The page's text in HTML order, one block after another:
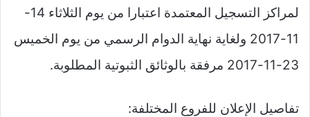
لمراكز التسجيل المعتمدة اعتبارا من يوم الثلاثاء 14-
11-2017 ولغاية نهاية الدوام الرسمي من يوم الخميس
23-11-2017 مرفقة بالوثائق الثبوتية المطلوبة.
تفاصيل الإعلان للفروع المختلفة: